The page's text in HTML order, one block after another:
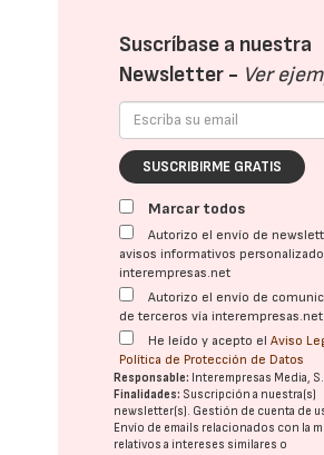
Suscríbase a nuestra
Newsletter - Ver
SUSCRIBIRME GRATIS
Marcar todos
Autorizo el envío de
avisos informativos
interempresas.net
Autorizo el envío de
de terceros vía interempresas.net
He leído y acepto elAviso
Política de Protección de Datos
Responsable: Interempresas Media,
Finalidades: Suscripción a nuestra(s)
newsletter(s). Gestión de cuenta de
Envío de emails relacionados con la
relativos a intereses similares o